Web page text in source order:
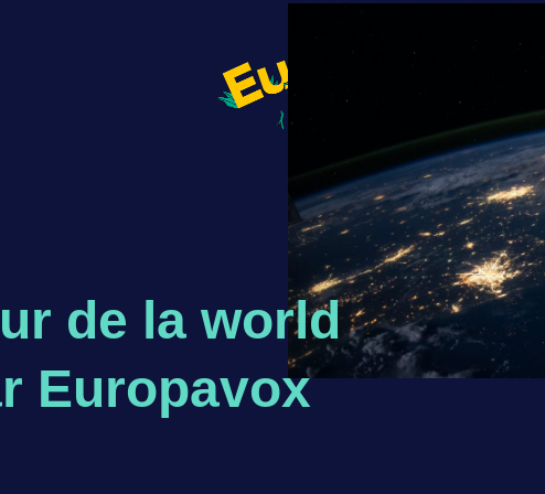
de la world
Europavox